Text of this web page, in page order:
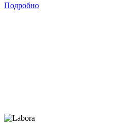
Подробно